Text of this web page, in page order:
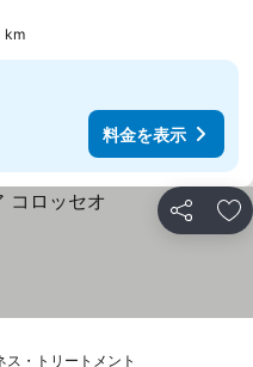
km
料金を表示
シェア お
ス・トリートメント